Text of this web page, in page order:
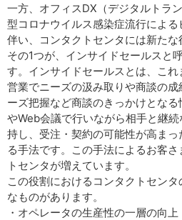
一方、オフィスDX（デジタルトラ
型コロナウイルス感染症流行によ
伴い、コンタクトセンタには新たな
その1つが、インサイドセールスと
す。インサイドセールスとは、こ
営業でニーズの汲み取りや商談の
ーズ把握など商談のきっかけとな
やWeb会議で行いながら相手と継
持し、受注・契約の可能性が高ま
る手法です。この手法によるお客
トセンタが増えています。
この役割におけるコンタクトセン
なものがあります。
・オペレータの生産性の一層の向